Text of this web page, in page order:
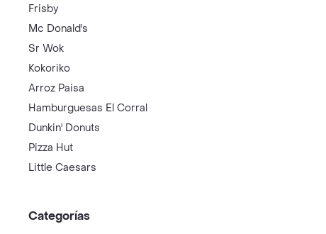
Frisby
Mc Donald's
Sr Wok
Kokoriko
Arroz Paisa
Hamburguesas El Corral
Dunkin' Donuts
Pizza Hut
Little Caesars
Categorías